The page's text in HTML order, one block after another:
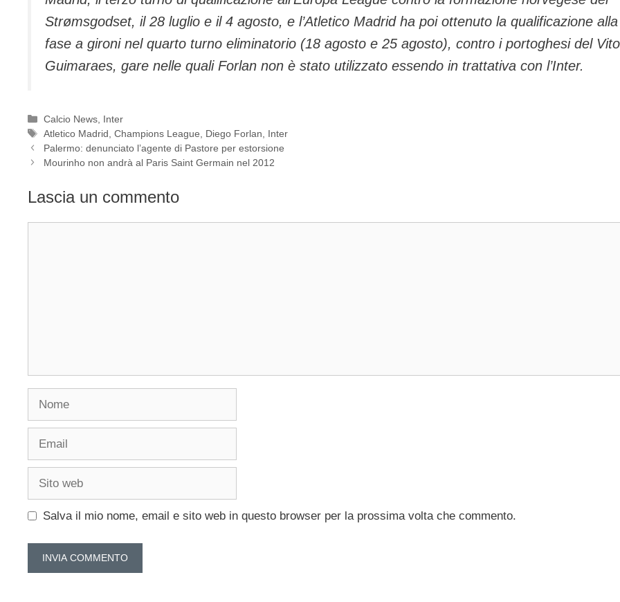
Strømsgodset, il 28 luglio e il 4 agosto, e l’Atletico Madrid ha poi ottenuto la qualificazione alla
fase a gironi nel quarto turno eliminatorio (18 agosto e 25 agosto), contro i portoghesi del
Guimaraes, gare nelle quali Forlan non è stato utilizzato essendo in trattativa con l’Inter.
Categorie
Calcio News Inter
Tag
Atletico Madrid ,Champions League Diego Forlan
Inter
Palermo: denunciato l’agente di Pastore per estorsione
Mourinho non andrà al Paris Saint Germain nel 2012
Lascia un commento
Nome
Email
Sito
Salva il mio nome, email e sito web in questo browser per la prossima volta che commento.